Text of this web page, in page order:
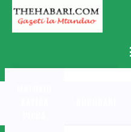
Skip
content